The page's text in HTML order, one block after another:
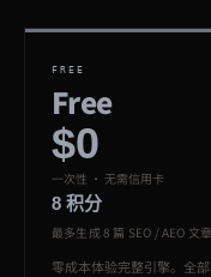
FREE
Free
$0
一次性 · 无需信用卡
8 积分
最多生成 8 篇 SEO / AEO 文章
零成本体验完整引擎。全